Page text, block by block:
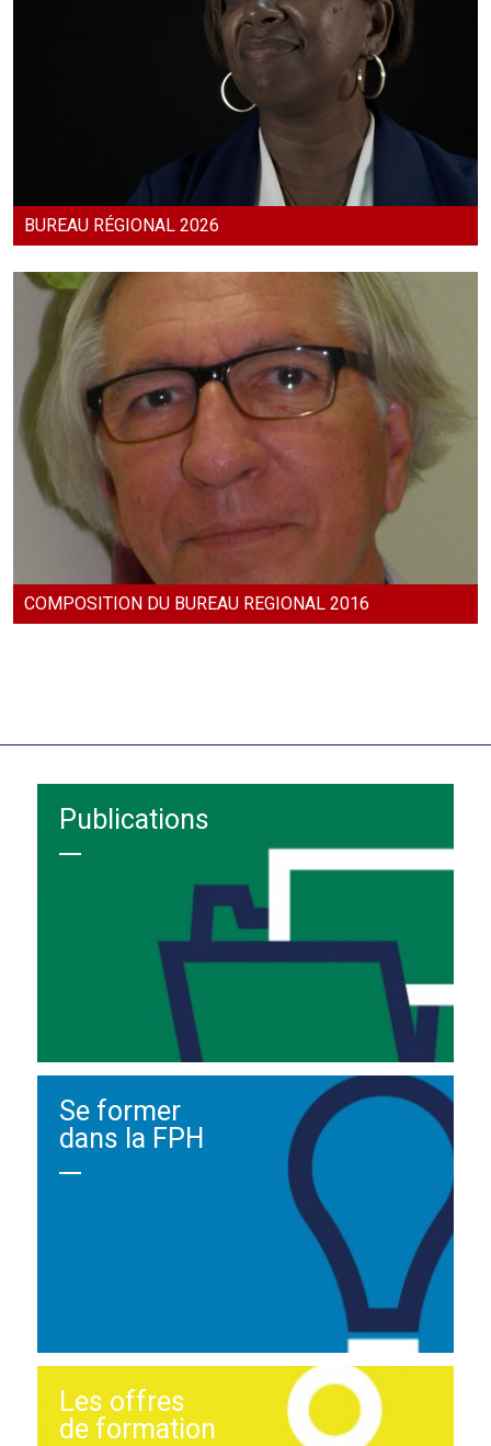
BUREAU RÉGIONAL 2026
COMPOSITION DU BUREAU REGIONAL 2016
Publications
Se former
dans la FPH
Les offres
de formation